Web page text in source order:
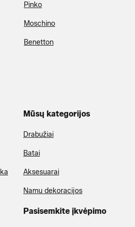
Pinko
Moschino
Benetton
Mūsų kategorijos
Drabužiai
Batai
Aksesuarai
Namu dekoracijos
Pasisemkite įkvėpimo